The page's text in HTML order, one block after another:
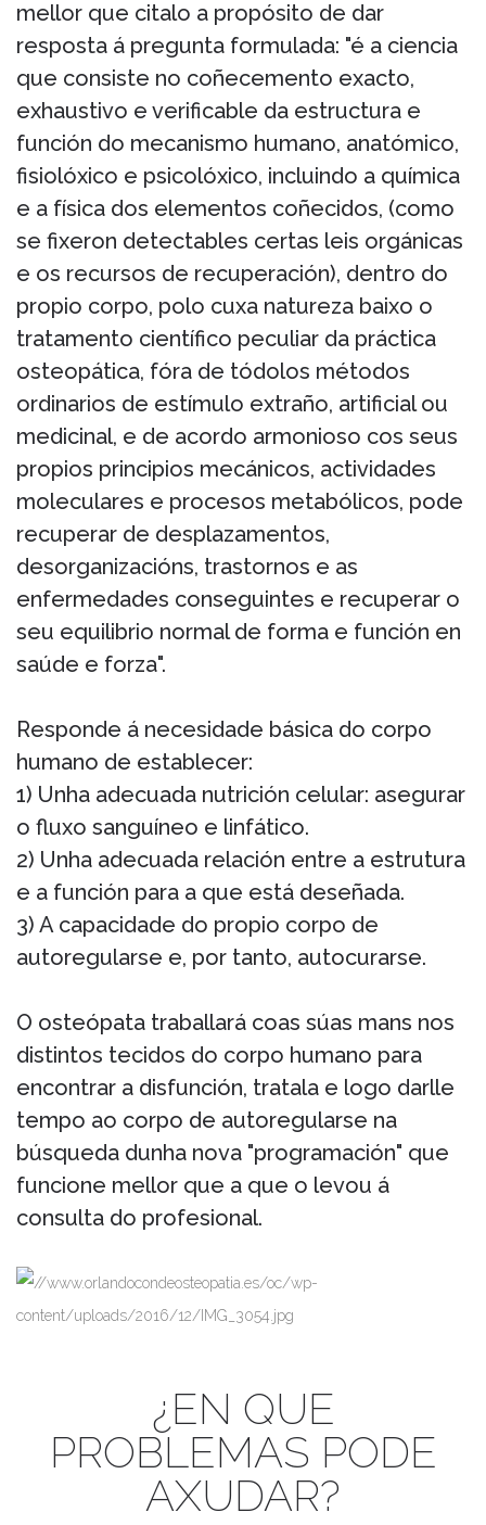
mellor que citalo a propósito de dar
resposta á pregunta formulada: "é a ciencia
que consiste no coñecemento exacto,
exhaustivo e verificable da estructura e
función do mecanismo humano, anatómico,
fisiolóxico e psicolóxico, incluindo a química
e a física dos elementos coñecidos, (como
se fixeron detectables certas leis orgánicas
e os recursos de recuperación), dentro do
propio corpo, polo cuxa natureza baixo o
tratamento científico peculiar da práctica
osteopática, fóra de tódolos métodos
ordinarios de estímulo extraño, artificial ou
medicinal, e de acordo armonioso cos seus
propios principios mecánicos, actividades
moleculares e procesos metabólicos, pode
recuperar de desplazamentos,
desorganizacións, trastornos e as
enfermedades conseguintes e recuperar o
seu equilibrio normal de forma e función en
saúde e forza".
Responde á necesidade básica do corpo
humano de establecer:
1) Unha adecuada nutrición celular: asegurar
o fluxo sanguíneo e linfático.
2) Unha adecuada relación entre a estrutura
e a función para a que está deseñada.
3) A capacidade do propio corpo de
autoregularse e, por tanto, autocurarse.
O osteópata traballará coas súas mans nos
distintos tecidos do corpo humano para
encontrar a disfunción, tratala e logo darlle
tempo ao corpo de autoregularse na
búsqueda dunha nova "programación" que
funcione mellor que a que o levou á
consulta do profesional.
¿EN QUE
PROBLEMAS PODE
AXUDAR?